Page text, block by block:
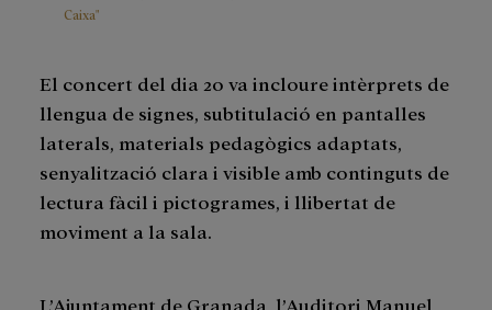
Caixa"
El concert del dia 20 va incloure intèrprets de
llengua de signes, subtitulació en pantalles
laterals, materials pedagògics adaptats,
senyalització clara i visible amb continguts de
lectura fàcil i pictogrames, i llibertat de
moviment a la sala.
L’Ajuntament de Granada, l’Auditori Manuel